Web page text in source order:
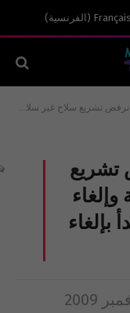
Français
( الفرنسية)
الدولة وإلغاء الطائفية السياسية يبدأ بإلغاء الميليشيات الطائفية
تشريع
بإلغاء